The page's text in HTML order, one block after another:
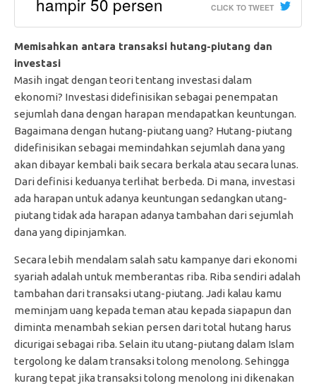
CLICK TO TWEET
Memisahkan antara transaksi hutang-piutang dan
investasi
Masih ingat dengan teori tentang investasi dalam
ekonomi? Investasi didefinisikan sebagai penempatan
sejumlah dana dengan harapan mendapatkan keuntungan.
Bagaimana dengan hutang-piutang uang? Hutang-piutang
didefinisikan sebagai memindahkan sejumlah dana yang
akan dibayar kembali baik secara berkala atau secara lunas.
Dari definisi keduanya terlihat berbeda. Di mana, investasi
ada harapan untuk adanya keuntungan sedangkan utang-
piutang tidak ada harapan adanya tambahan dari sejumlah
dana yang dipinjamkan.
Secara lebih mendalam salah satu kampanye dari ekonomi
syariah adalah untuk memberantas riba. Riba sendiri adalah
tambahan dari transaksi utang-piutang. Jadi kalau kamu
meminjam uang kepada teman atau kepada siapapun dan
diminta menambah sekian persen dari total hutang harus
dicurigai sebagai riba. Selain itu utang-piutang dalam Islam
tergolong ke dalam transaksi tolong menolong. Sehingga
kurang tepat jika transaksi tolong menolong ini dikenakan